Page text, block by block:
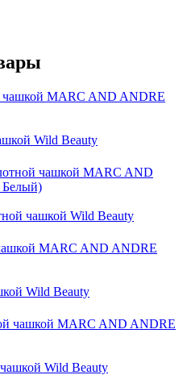
Wild Beauty
чашкой Wild Beauty
Wild Beauty
Wild Beauty